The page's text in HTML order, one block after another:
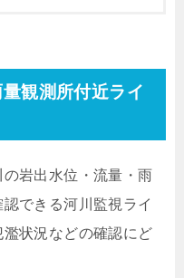
観測所付近ライ
岩出水位・流量・雨
できる河川監視ライ
状況などの確認にど